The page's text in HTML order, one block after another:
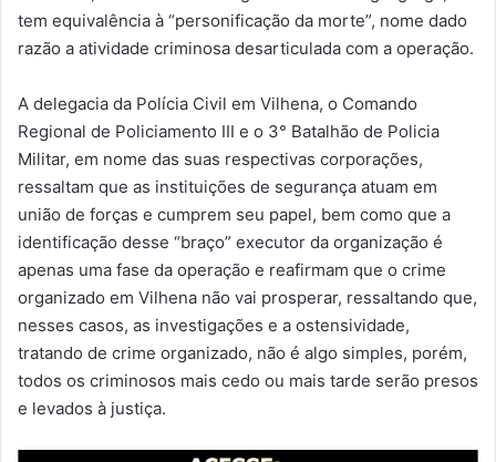
tem equivalência à “personificação da morte”, nome dado
razão a atividade criminosa desarticulada com a operação.
A delegacia da Polícia Civil em Vilhena, o Comando
Regional de Policiamento III e o 3° Batalhão de Policia
Militar, em nome das suas respectivas corporações,
ressaltam que as instituições de segurança atuam em
união de forças e cumprem seu papel, bem como que a
identificação desse “braço” executor da organização é
apenas uma fase da operação e reafirmam que o crime
organizado em Vilhena não vai prosperar, ressaltando que,
nesses casos, as investigações e a ostensividade,
tratando de crime organizado, não é algo simples, porém,
todos os criminosos mais cedo ou mais tarde serão presos
e levados à justiça.